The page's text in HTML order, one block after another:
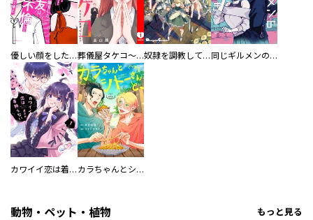
優しい顔をした親友は、夫と不倫して私の家に入り込んできた。 葬儀屋タケコ～あなたの最期、叶えます【電子単行本版】 奴隷を調教してハーレム作る 同じギルメンの声が好き
カワイイ恋は着飾らない カラちゃんとシトーさんと、 【分冊版】
動物・ペット・植物 もっと見る